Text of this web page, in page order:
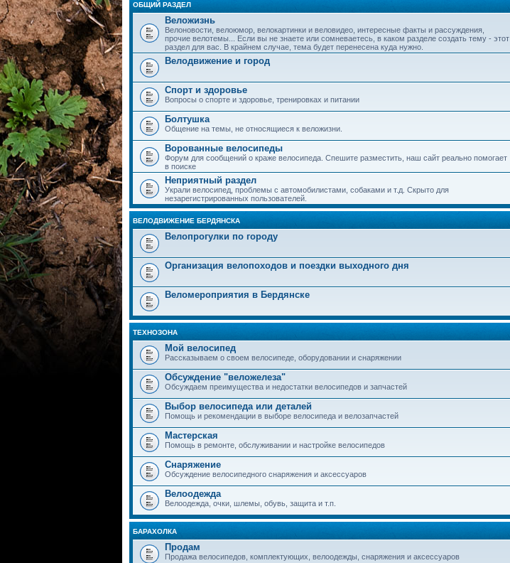
ОБЩИЙ РАЗДЕЛ
Веложизнь
Велоновости, велоюмор, велокартинки и веловидео, интересные факты и рассуждения,
прочие велотемы... Если вы не знаете или сомневаетесь, в каком разделе создать тему - этот
раздел для вас. В крайнем случае, тема будет перенесена куда нужно.
Велодвижение и город
Спорт и здоровье
Вопросы о спорте и здоровье, тренировках и питании
Болтушка
Общение на темы, не относящиеся к веложизни.
Ворованные велосипеды
Форум для сообщений о краже велосипеда. Спешите разместить, наш сайт реально помогает
в поиске
Неприятный раздел
Украли велосипед, проблемы с автомобилистами, собаками и т.д. Скрыто для
незарегистрированных пользователей.
ВЕЛОДВИЖЕНИЕ БЕРДЯНСКА
Велопрогулки по городу
Организация велопоходов и поездки выходного дня
Веломероприятия в Бердянске
ТЕХНОЗОНА
Мой велосипед
Рассказываем о своем велосипеде, оборудовании и снаряжении
Обсуждение "веложелеза"
Обсуждаем преимущества и недостатки велосипедов и запчастей
Выбор велосипеда или деталей
Помощь и рекомендации в выборе велосипеда и велозапчастей
Мастерская
Помощь в ремонте, обслуживании и настройке велосипедов
Снаряжение
Обсуждение велосипедного снаряжения и аксессуаров
Велоодежда
Велоодежда, очки, шлемы, обувь, защита и т.п.
БАРАХОЛКА
Продам
Продажа велосипедов, комплектующих, велоодежды, снаряжения и аксессуаров